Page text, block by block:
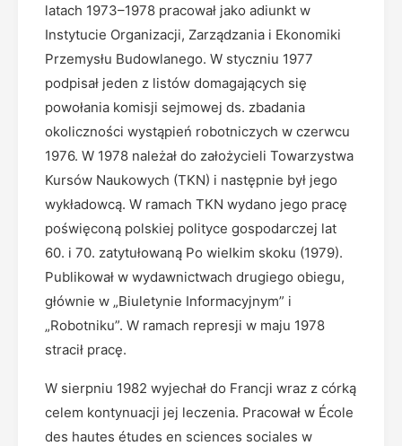
latach 1973–1978 pracował jako adiunkt w
Instytucie Organizacji, Zarządzania i Ekonomiki
Przemysłu Budowlanego. W styczniu 1977
podpisał jeden z listów domagających się
powołania komisji sejmowej ds. zbadania
okoliczności wystąpień robotniczych w czerwcu
1976. W 1978 należał do założycieli Towarzystwa
Kursów Naukowych (TKN) i następnie był jego
wykładowcą. W ramach TKN wydano jego pracę
poświęconą polskiej polityce gospodarczej lat
60. i 70. zatytułowaną Po wielkim skoku (1979).
Publikował w wydawnictwach drugiego obiegu,
głównie w „Biuletynie Informacyjnym” i
„Robotniku”. W ramach represji w maju 1978
stracił pracę.
W sierpniu 1982 wyjechał do Francji wraz z córką
celem kontynuacji jej leczenia. Pracował w École
des hautes études en sciences sociales w